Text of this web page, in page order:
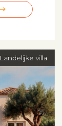
Landelijke villa